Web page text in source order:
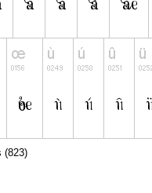
(823)